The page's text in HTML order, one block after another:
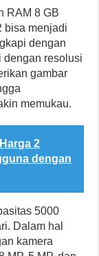
RAM 8 GB
bisa menjadi
dengan
dengan resolusi
gambar
memukau.
2
dengan
5000
Dalam hal
kamera